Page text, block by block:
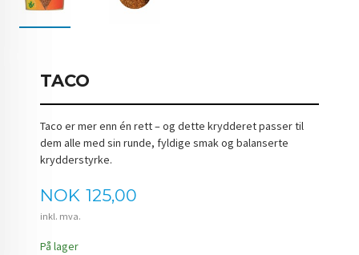
TACO
Taco er mer enn én rett – og dette krydderet passer til
dem alle med sin runde, fyldige smak og balanserte
krydderstyrke.
Pris
NOK 125,00
inkl. mva.
På lager